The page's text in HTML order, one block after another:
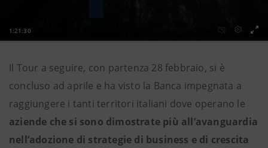
Il Tour a seguire, con partenza 28 febbraio, si è
concluso ad aprile e ha visto la Banca impegnata a
raggiungere i tanti territori italiani dove operano le
aziende che si sono dimostrate più all’avanguardia
nell’adozione di strategie di business e di crescita